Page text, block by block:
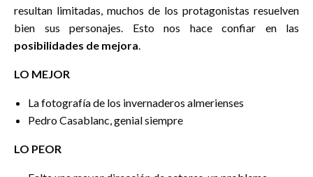
resultan limitadas, muchos de los protagonistas resuelven
bien sus personajes. Esto nos hace confiar en las
posibilidades de mejora
LO MEJOR
La fotografía de los invernaderos almerienses
Pedro Casablanc, genial siempre
LO PEOR